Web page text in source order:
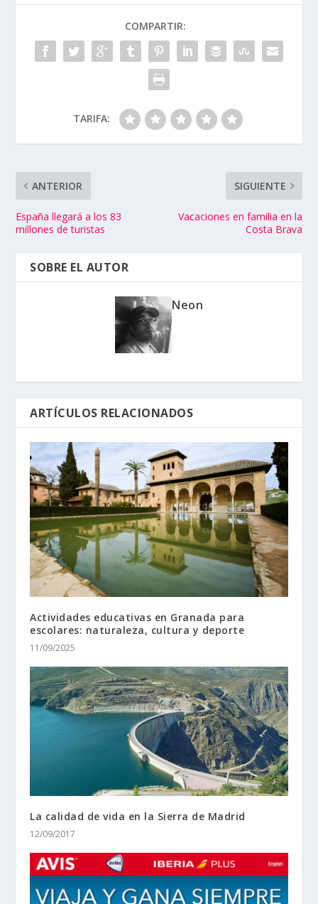
COMPARTIR:
TARIFA:
ANTERIOR
España llegará a los 83
millones de turistas
SIGUIENTE
Vacaciones en familia en la
Costa Brava
SOBRE EL AUTOR
Neon
ARTÍCULOS RELACIONADOS
Actividades educativas en Granada para
escolares: naturaleza, cultura y deporte
11/09/2025
La calidad de vida en la Sierra de Madrid
12/09/2017